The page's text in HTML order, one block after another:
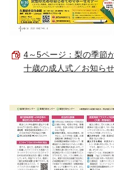
4～5ページ：梨の季節
十歳の成人式／お知ら